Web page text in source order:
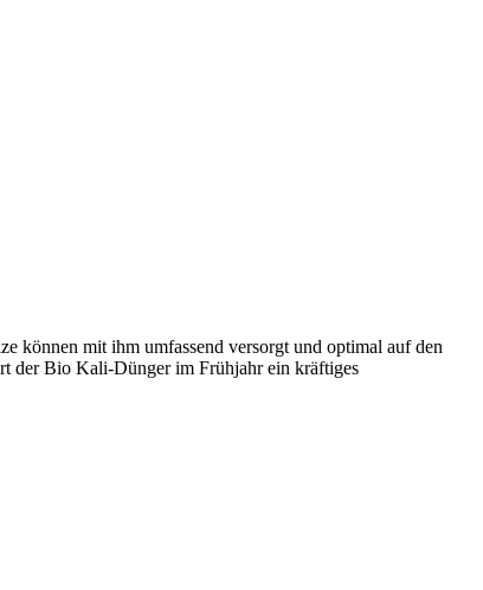
können mit ihm umfassend versorgt und optimal auf den
der Bio Kali-Dünger im Frühjahr ein kräftiges